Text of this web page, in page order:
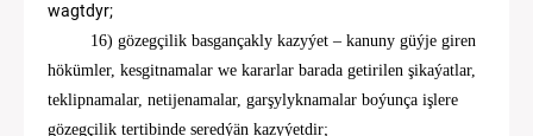
wagtdyr;
16) gözegçilik basgançakly kazyýet – kanuny güýje giren
hökümler, kesgitnamalar we kararlar barada getirilen şikaýatlar,
teklipnamalar, netijenamalar, garşylyknamalar boýunça işlere
gözegçilik tertibinde seredýän kazyýetdir;